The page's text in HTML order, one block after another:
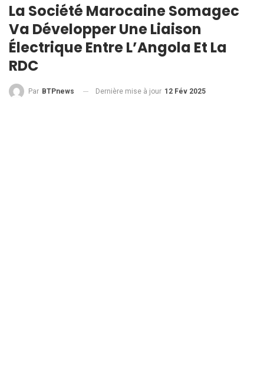
La Société Marocaine Somagec
Va Développer Une Liaison
Électrique Entre L’Angola Et La
RDC
Par BTPnews Dernière mise à jour 12 Fév 2025